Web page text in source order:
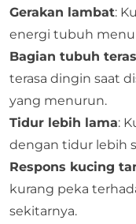
Gerakan lambat:
energi tubuh
Bagian tubuh
terasa dingin saat
yang menurun.
Tidur lebih lama:
dengan tidur lebih
Respons kucing
kurang peka
sekitarnya.